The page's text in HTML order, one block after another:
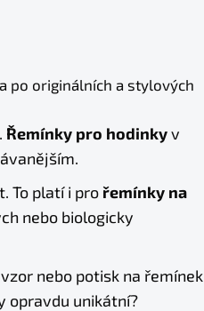
po originálních a stylových
Řemínky pro hodinkyv
To platí i pro řemínky na
nebo biologicky
nebo potisk na řemínek
opravdu unikátní?